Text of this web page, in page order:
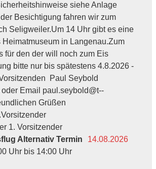
siehe Anlage
Besichtigung fahren wir zum
Seligweiler.Um 14 Uhr gibt es eine
Heimatmuseum in Langenau.Zum
für den der will noch zum Eis
bitte nur bis spätestens 4.8.2026 -
Paul Seybold
Email paul.seybold@t--
Grüßen
2.Vorsitzender
1. Vorsitzender
Alternativ Termin
14.08.2026
Uhr bis 14:00 Uhr